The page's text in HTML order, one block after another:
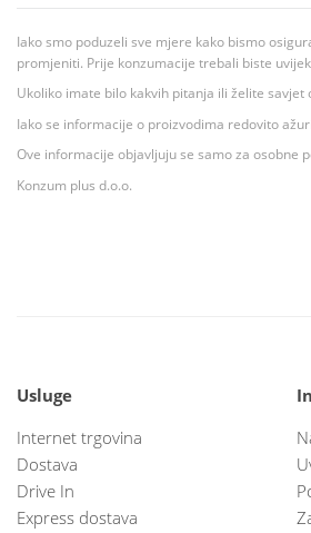
Iako smo poduzeli sve mjere kako bismo
promjeniti. Prije konzumacije trebali biste
Ukoliko imate bilo kakvih pitanja ili želite
Iako se informacije o proizvodima redovito
Ove informacije objavljuju se samo za osobne
Konzum plus d.o.o.
Usluge
Internet trgovina
Dostava
Drive In
Express dostava